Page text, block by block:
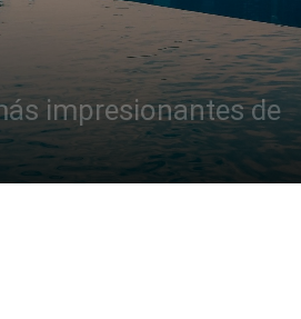
impresionantes de